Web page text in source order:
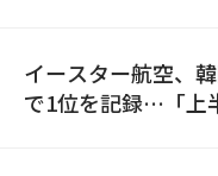
イースター航空、
で1位を記録…「上